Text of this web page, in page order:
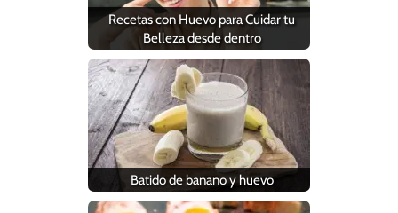
Recetas con Huevo para Cuidar tu
Belleza desde dentro
Batido de banano y huevo